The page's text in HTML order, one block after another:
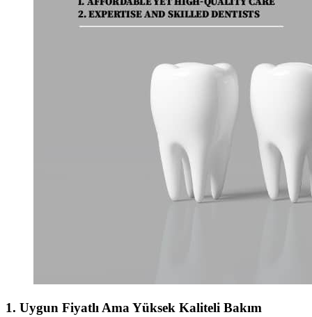
1. Uygun Fiyatlı Ama Yüksek Kaliteli Bakım